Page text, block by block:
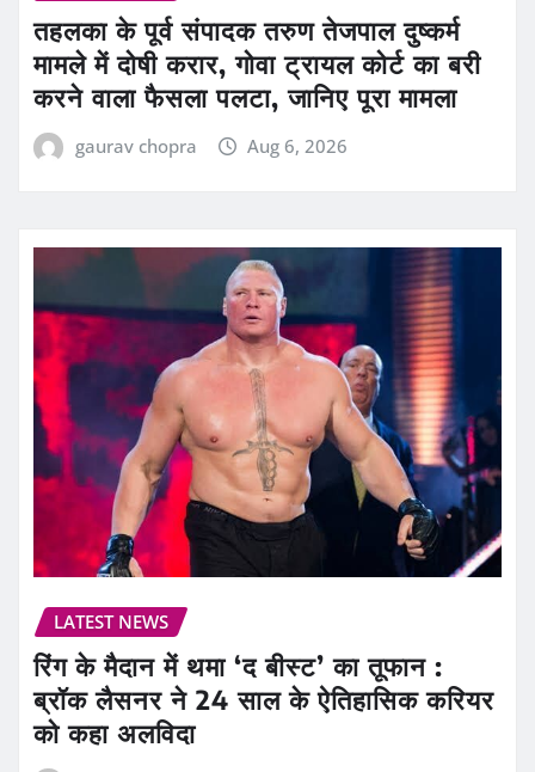
तहलका के पूर्व संपादक तरुण तेजपाल दुष्कर्म
मामले में दोषी करार, गोवा ट्रायल कोर्ट का बरी
करने वाला फैसला पलटा, जानिए पूरा मामला
gaurav chopra Aug 6, 2026
LATEST NEWS
रिंग के मैदान में थमा ‘द बीस्ट’ का तूफान :
ब्रॉक लैसनर ने 24 साल के ऐतिहासिक करियर
को कहा अलविदा